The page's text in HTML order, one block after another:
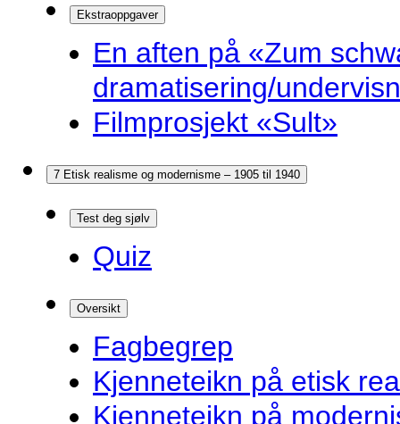
Ekstraoppgaver
En aften på «Zum
dramatisering/
Filmprosjekt «Sult»
7 Etisk realisme og modernisme – 1905 til 1940
Test deg sjølv
Quiz
Oversikt
Fagbegrep
Kjenneteikn på etisk
Kjenneteikn på